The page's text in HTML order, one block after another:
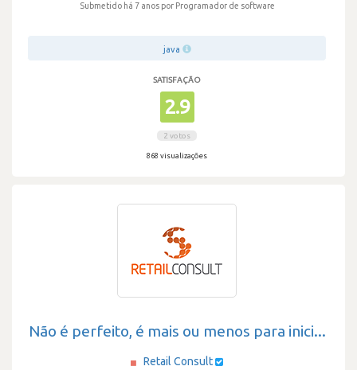
Submetido há 7 anos por Programador de software
java
SATISFAÇÃO
2.9
2 votos
868 visualizações
Não é perfeito, é mais ou menos para inici...
Retail Consult